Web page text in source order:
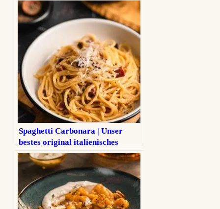
Spaghetti Carbonara | Unser
bestes original italienisches
Rezept ohne Sahne